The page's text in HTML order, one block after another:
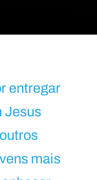
entregar
Jesus
mais